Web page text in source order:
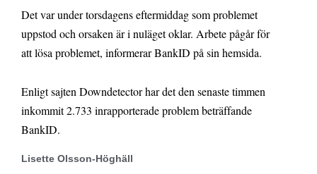
Det var under torsdagens eftermiddag som problemet
uppstod och orsaken är i nuläget oklar. Arbete pågår för
att lösa problemet, informerar BankID på sin hemsida.
Enligt sajten Downdetector har det den senaste timmen
inkommit 2.733 inrapporterade problem beträffande
BankID.
Lisette Olsson-Höghäll